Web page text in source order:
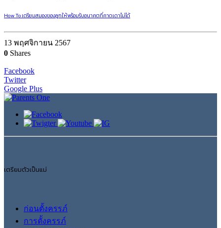
How To เตรียมสมองของลูกให้พร้อมรับอนาคตที่คาดเดาไม่ได้
13 พฤศจิกายน 2567
0 Shares
Facebook
Twitter
Google Plus
เตรียมตัวเป็นแม่
ก่อนตั้งครรภ์
การตั้งครรภ์